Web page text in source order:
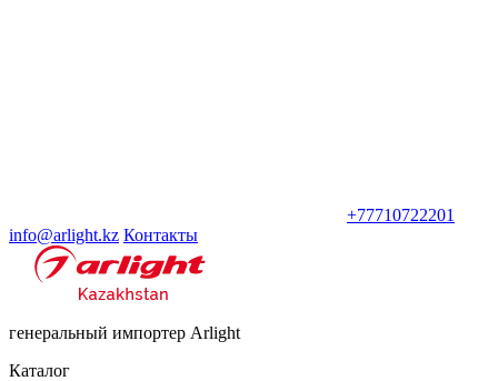
+77710722201
info@arlight.kz Контакты
генеральный импортер Arlight
Каталог